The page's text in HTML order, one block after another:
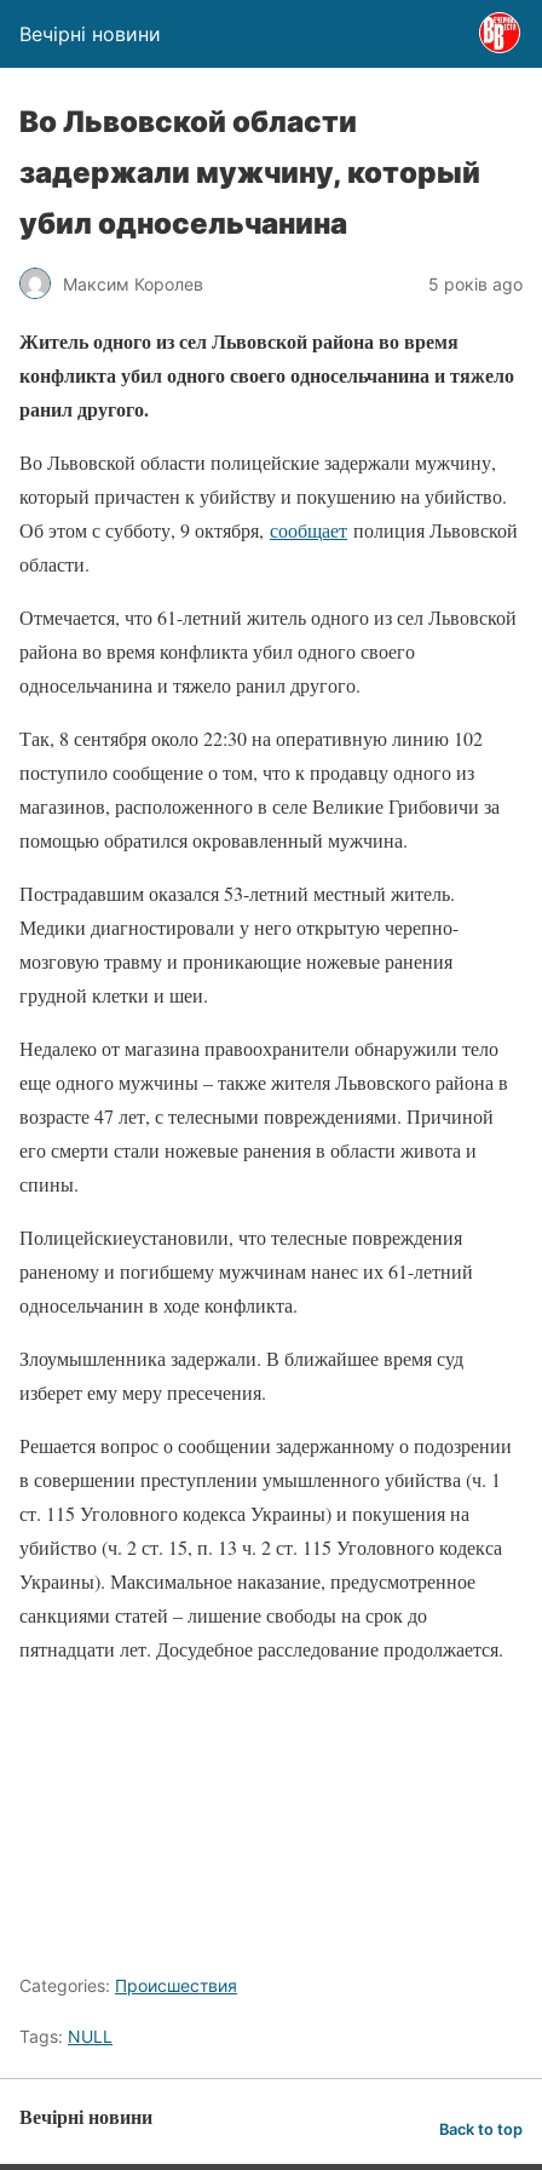
Вечірні новини
Во Львовской области
задержали мужчину, который
убил односельчанина
Максим Королев 5 років ago
Житель одного из сел Львовской района во время
конфликта убил одного своего односельчанина и тяжело
ранил другого.
Во Львовской области полицейские задержали мужчину,
который причастен к убийству и покушению на убийство.
Об этом с субботу, 9 октября, сообщает полиция Львовской
области.
Отмечается, что 61-летний житель одного из сел Львовской
района во время конфликта убил одного своего
односельчанина и тяжело ранил другого.
Так, 8 сентября около 22:30 на оперативную линию 102
поступило сообщение о том, что к продавцу одного из
магазинов, расположенного в селе Великие Грибовичи за
помощью обратился окровавленный мужчина.
Пострадавшим оказался 53-летний местный житель.
Медики диагностировали у него открытую черепно-
мозговую травму и проникающие ножевые ранения
грудной клетки и шеи.
Недалеко от магазина правоохранители обнаружили тело
еще одного мужчины – также жителя Львовского района в
возрасте 47 лет, с телесными повреждениями. Причиной
его смерти стали ножевые ранения в области живота и
спины.
Полицейскиеустановили, что телесные повреждения
раненому и погибшему мужчинам нанес их 61-летний
односельчанин в ходе конфликта.
Злоумышленника задержали. В ближайшее время суд
изберет ему меру пресечения.
Решается вопрос о сообщении задержанному о подозрении
в совершении преступлении умышленного убийства (ч. 1
ст. 115 Уголовного кодекса Украины) и покушения на
убийство (ч. 2 ст. 15, п. 13 ч. 2 ст. 115 Уголовного кодекса
Украины). Максимальное наказание, предусмотренное
санкциями статей – лишение свободы на срок до
пятнадцати лет. Досудебное расследование продолжается.
Categories: Происшествия
Tags: NULL
Вечірні новини Back to top